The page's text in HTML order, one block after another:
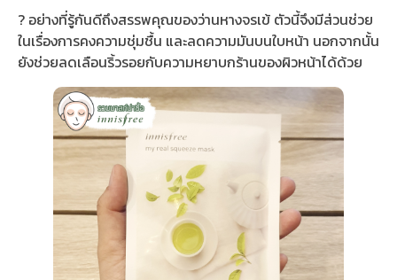
? อย่างที่รู้กันดีถึงสรรพคุณของว่านหางจรเข้ ตัวนี้จึงมีส่วนช่วย
ในเรื่องการคงความชุ่มชื้น และลดความมันบนใบหน้า นอกจากนั้น
ยังช่วยลดเลือนริ้วรอยกับความหยาบกร้านของผิวหน้าได้ด้วย